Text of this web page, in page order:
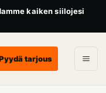
kaiken siilojesi
tarjous